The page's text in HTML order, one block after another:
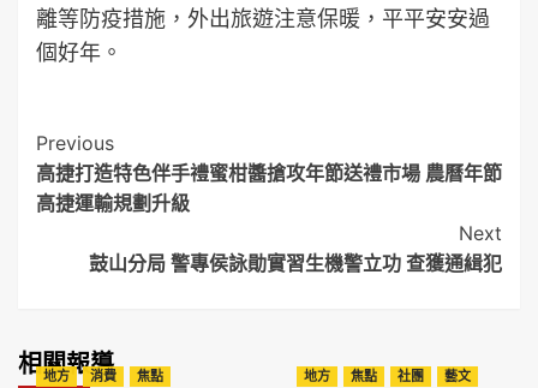
離等防疫措施，外出旅遊注意保暖，平平安安過
個好年。
Post
Navigation
Previous
高捷打造特色伴手禮蜜柑醬搶攻年節送禮市場 農曆年節
高捷運輸規劃升級
Next
鼓山分局 警專侯詠勛實習生機警立功 查獲通緝犯
相關報導
地方 消費 焦點 地方 焦點 社團 藝文